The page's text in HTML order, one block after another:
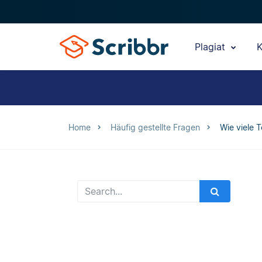
Plagiat
Home Häufig gestellte Fragen Wie viele